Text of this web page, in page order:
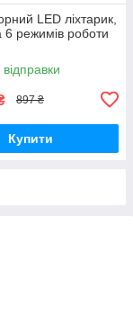
LED ліхтарик,
6 режимів роботи
897 ₴
Купити